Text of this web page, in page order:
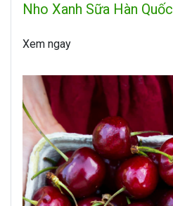
Nho Xanh Sữa Hàn Quốc
Xem ngay